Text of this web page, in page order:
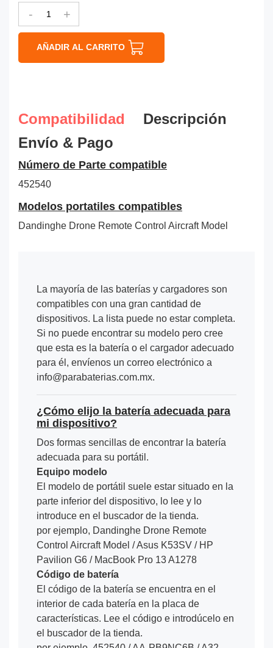
- +
AÑADIR AL CARRITO
Compatibilidad
Descripción
Envío & Pago
Número de Parte compatible
452540
Modelos portatiles compatibles
Dandinghe Drone Remote Control Aircraft Model
La mayoría de las baterías y cargadores son
compatibles con una gran cantidad de
dispositivos. La lista puede no estar completa.
Si no puede encontrar su modelo pero cree
que esta es la batería o el cargador adecuado
para él, envíenos un correo electrónico a
info@parabaterias.com.mx.
¿Cómo elijo la batería adecuada para
mi dispositivo?
Dos formas sencillas de encontrar la batería
adecuada para su portátil.
Equipo modelo
El modelo de portátil suele estar situado en la
parte inferior del dispositivo, lo lee y lo
introduce en el buscador de la tienda.
por ejemplo, Dandinghe Drone Remote
Control Aircraft Model / Asus K53SV / HP
Pavilion G6 / MacBook Pro 13 A1278
Código de batería
El código de la batería se encuentra en el
interior de cada batería en la placa de
características. Lee el código e introdúcelo en
el buscador de la tienda.